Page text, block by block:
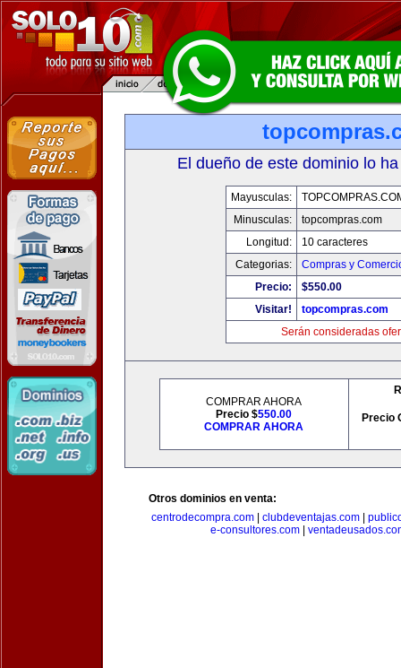
El dueño de este dominio lo
Mayusculas:
Minusculas:
topcompras.com
Longitud:
10 caracteres
Categorias:
Compras y
Precio:
$550.00
Visitar!
topcompras.com
Serán consideradas
COMPRAR AHORA
Precio $550.00
COMPRAR AHORA
Precio
Otros dominios en venta:
centrodecompra.com| clubdeventajas.com|
e-consultores.com|